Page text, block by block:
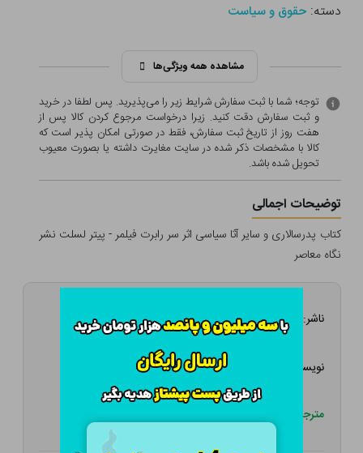
دسته:حقوق و سیاست
مشاهده همه ویژگی‌ها
توجه؛ شما با ثبت سفارش شرایط زیر را می‌پذیرید. پس لطفا در خرید
و ثبت سفارش دقت کنید. زیرا درخواست مرجوع کردن کالا پس از
هفت روز از تاریخ ثبت سفارش، فقط در صورتی امکان پذیر است که
کالا با مشخصات ذکر شده در سایت مغایرت داشته یا بصورت معيوب
تحویل شده باشد.
توضیحات اجمالی
کتاب پدرسالاری و سایر آثا سیاسی اثر سر رابرت فیلمر - پیتر لسلت نشر
نگاه معاصر
ناشر:
نگاه معاصر
نویسنده:
مترجم:
علی اردستانی